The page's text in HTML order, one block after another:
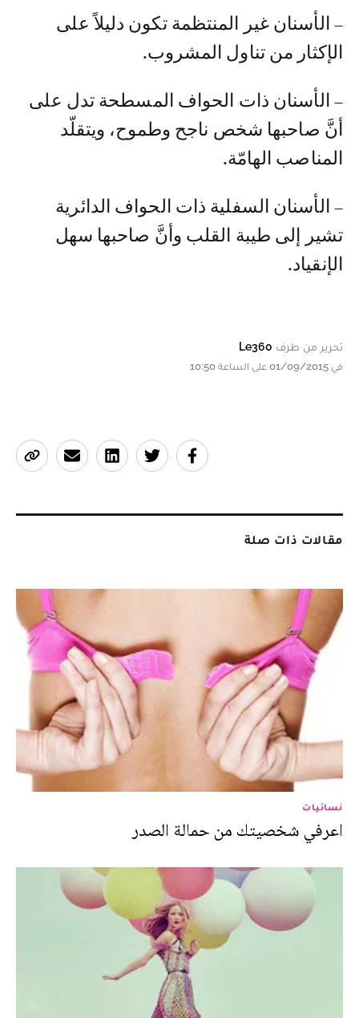
– الأسنان غير المنتظمة تكون دليلاً على
الإكثار من تناول المشروب.
– الأسنان ذات الحواف المسطحة تدل على
أنَّ صاحبها شخص ناجح وطموح، ويتقلّد
المناصب الهامّة.
– الأسنان السفلية ذات الحواف الدائرية
تشير إلى طيبة القلب وأنَّ صاحبها سهل
الإنقياد.
تحرير من طرف Le360
في 01/09/2015 على الساعة 10:50
مقالات ذات صلة
نسائيات
اعرفي شخصيتك من حمالة الصدر